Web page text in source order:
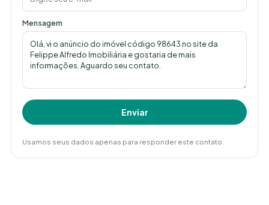
Mensagem
Enviar
Usamos seus dados apenas para responder este contato.